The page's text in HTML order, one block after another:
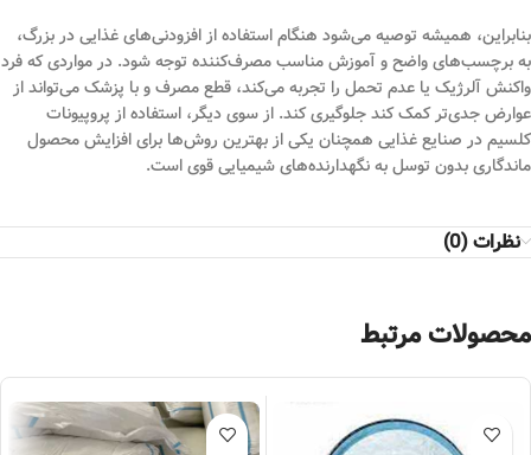
بنابراین، همیشه توصیه می‌شود هنگام استفاده از افزودنی‌های غذایی در بزرگ،
به برچسب‌های واضح و آموزش مناسب مصرف‌کننده توجه شود. در مواردی که فرد
واکنش آلرژیک یا عدم تحمل را تجربه می‌کند، قطع مصرف و با پزشک می‌تواند از
عوارض جدی‌تر کمک کند جلوگیری کند. از سوی دیگر، استفاده از پروپیونات
کلسیم در صنایع غذایی همچنان یکی از بهترین روش‌ها برای افزایش محصول
ماندگاری بدون توسل به نگهدارنده‌های شیمیایی قوی است.
نظرات (0)
محصولات مرتبط